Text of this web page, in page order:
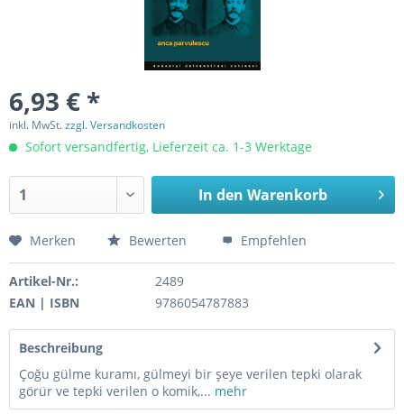
6,93 € *
inkl. MwSt.zzgl. Versandkosten
Sofort versandfertig, Lieferzeit ca. 1-3 Werktage
In den Warenkorb
Merken Bewerten Empfehlen
Artikel-Nr.:
2489
EAN | ISBN
9786054787883
Beschreibung
Çoğu gülme kuramı, gülmeyi bir şeye verilen tepki olarak
görür ve tepki verilen o komik,... mehr